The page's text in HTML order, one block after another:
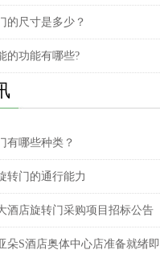
的尺寸是多少？
的功能有哪些?
有哪些种类？
转门的通行能力
酒店旋转门采购项目招标公告
朵S酒店奥体中心店准备就绪即